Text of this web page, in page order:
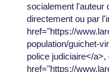
socialement l'auteur
directement ou par
href="https://
population/guichet-
police judiciaire</a>,
href="https://